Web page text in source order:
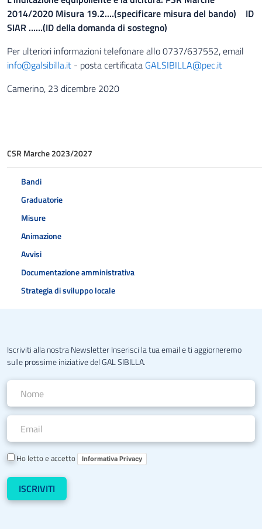
CSR Marche 2023/2027
Bandi
Graduatorie
Misure
Animazione
Avvisi
Documentazione amministrativa
Strategia di sviluppo locale
2014/2020 Misura 19.2.…(specificare misura del bando) ID
SIAR ……(ID della domanda di sostegno)
Per ulteriori informazioni telefonare allo 0737/637552, email
info@galsibilla.it - posta certificata GALSIBILLA@pec.it
Camerino, 23 dicembre 2020
Iscriviti alla nostra Newsletter Inserisci la tua email e ti aggiorneremo
sulle prossime iniziative del GAL SIBILLA.
Ho letto e accetto Informativa Privacy